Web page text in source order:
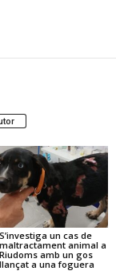
S’investiga un cas de
maltractament animal a
Riudoms amb un gos
llançat a una foguera